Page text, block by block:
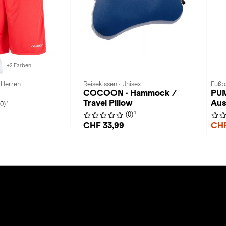
+2 Farben
1
Reisekissen · Unisex
COCOON · Hammock /
Travel Pillow
(0) 1
CHF 33,99